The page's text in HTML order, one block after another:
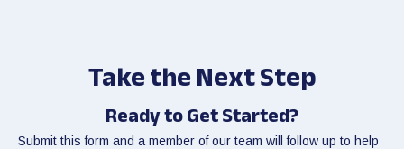
Take the Next Step
Ready to Get Started?
Submit this form and a member of our team will follow up to help